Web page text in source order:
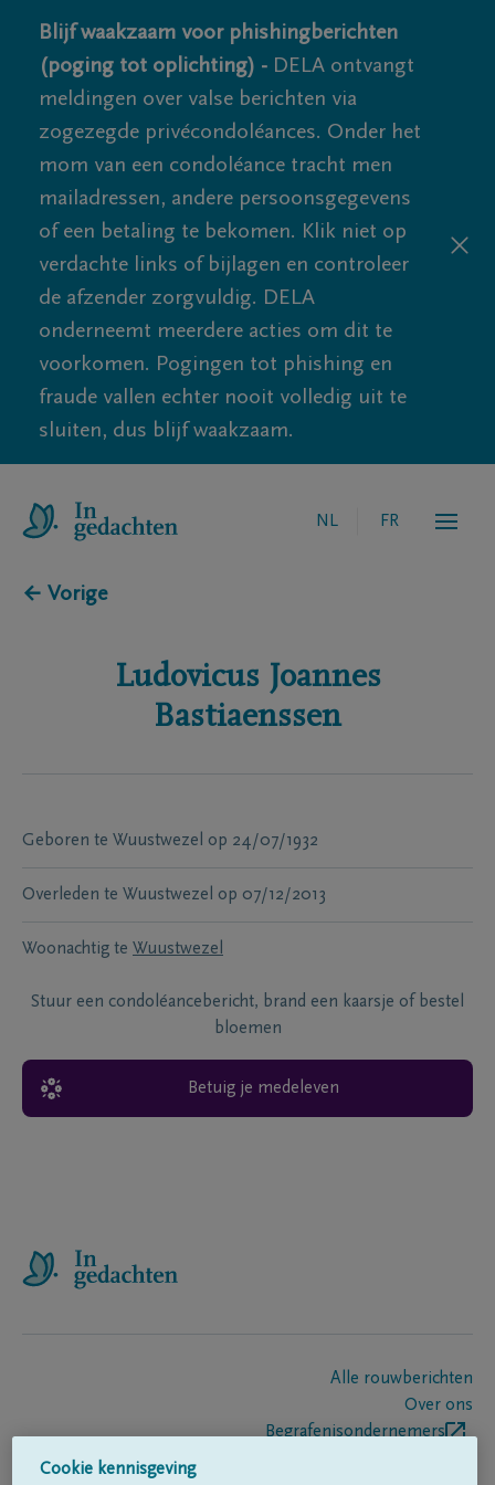
Blijf waakzaam voor phishingberichten
(poging tot oplichting) - DELA ontvangt
meldingen over valse berichten via
zogezegde privécondoléances. Onder het
mom van een condoléance tracht men
mailadressen, andere persoonsgegevens
of een betaling te bekomen. Klik niet op
verdachte links of bijlagen en controleer
de afzender zorgvuldig. DELA
onderneemt meerdere acties om dit te
voorkomen. Pogingen tot phishing en
fraude vallen echter nooit volledig uit te
sluiten, dus blijf waakzaam.
NL FR
← Vorige
Ludovicus Joannes
Bastiaenssen
Geboren te Wuustwezel op 24/07/1932
Overleden te Wuustwezel op 07/12/2013
Woonachtig te Wuustwezel
Stuur een condoléancebericht, brand een kaarsje of bestel
bloemen
Betuig je medeleven
Alle rouwberichten
Over ons
Begrafenisondernemers
Cookie kennisgeving